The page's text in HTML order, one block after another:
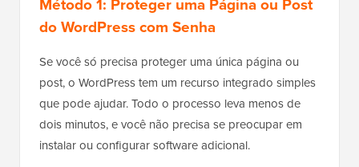
do WordPress com Senha
Se você só precisa proteger uma única página ou
post, o WordPress tem um recurso integrado simples
que pode ajudar. Todo o processo leva menos de
dois minutos, e você não precisa se preocupar em
instalar ou configurar software adicional.